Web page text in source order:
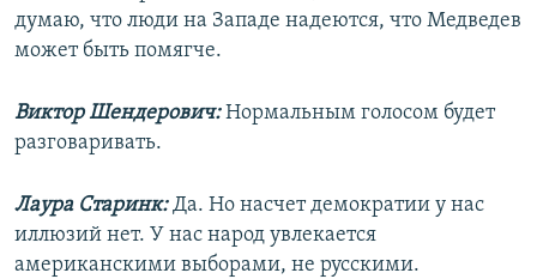
думаю, что люди на Западе надеются, что Медведев
может быть помягче.
Виктор Шендерович:Нормальным голосом будет
разговаривать.
Лаура Старинк:Да. Но насчет демократии у нас
иллюзий нет. У нас народ увлекается
американскими выборами, не русскими.